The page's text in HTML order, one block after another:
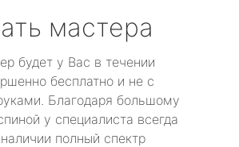
мастера
будет у Вас в течении
бесплатно и не с
Благодаря большому
у специалиста всегда
полный спектр